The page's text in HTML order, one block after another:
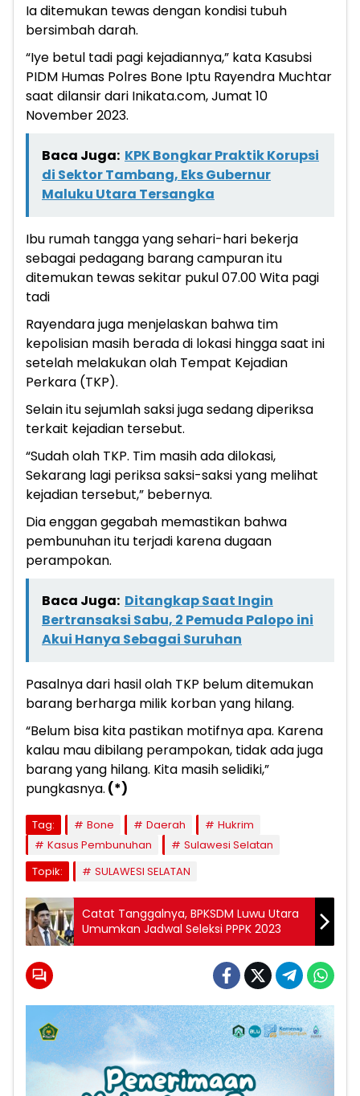
Ia ditemukan tewas dengan kondisi tubuh
bersimbah darah.
“Iye betul tadi pagi kejadiannya,” kata Kasubsi
PIDM Humas Polres Bone Iptu Rayendra Muchtar
saat dilansir dari Inikata.com, Jumat 10
November 2023.
Baca Juga: KPK Bongkar Praktik Korupsi
di Sektor Tambang, Eks Gubernur
Maluku Utara Tersangka
Ibu rumah tangga yang sehari-hari bekerja
sebagai pedagang barang campuran itu
ditemukan tewas sekitar pukul 07.00 Wita pagi
tadi
Rayendara juga menjelaskan bahwa tim
kepolisian masih berada di lokasi hingga saat ini
setelah melakukan olah Tempat Kejadian
Perkara (TKP).
Selain itu sejumlah saksi juga sedang diperiksa
terkait kejadian tersebut.
“Sudah olah TKP. Tim masih ada dilokasi,
Sekarang lagi periksa saksi-saksi yang melihat
kejadian tersebut,” bebernya.
Dia enggan gegabah memastikan bahwa
pembunuhan itu terjadi karena dugaan
perampokan.
Baca Juga: Ditangkap Saat Ingin
Bertransaksi Sabu, 2 Pemuda Palopo ini
Akui Hanya Sebagai Suruhan
Pasalnya dari hasil olah TKP belum ditemukan
barang berharga milik korban yang hilang.
“Belum bisa kita pastikan motifnya apa. Karena
kalau mau dibilang perampokan, tidak ada juga
barang yang hilang. Kita masih selidiki,”
pungkasnya. (*)
Tag: Bone Daerah
Hukrim
Kasus Pembunuhan
Sulawesi Selatan
Topik:
SULAWESI SELATAN
Catat Tanggalnya, BPKSDM Luwu Utara
Umumkan Jadwal Seleksi PPPK 2023